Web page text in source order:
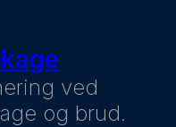
ved
og brud.